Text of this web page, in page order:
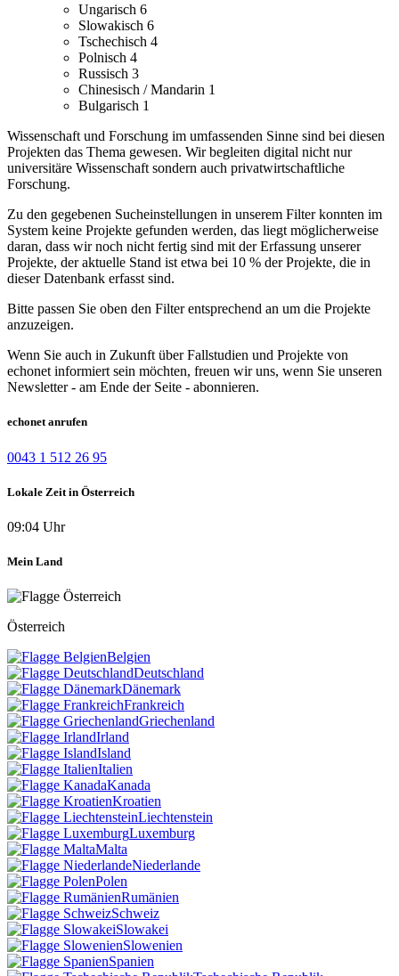
Ungarisch 6
Slowakisch 6
Tschechisch 4
Polnisch 4
Russisch 3
Chinesisch / Mandarin 1
Bulgarisch 1
Wissenschaft und Forschung im umfassenden Sinne sind bei diesen
Projekten das Thema gewesen. Wir begleiten digital nicht nur
universitäre Wissenschaft sondern auch privatwirtschaftliche
Forschung.
Zu den gegebenen Sucheinstellungen in unserem Filter konnten im
System keine Projekte gefunden werden, das liegt möglicherweise
daran, dass wir noch nicht fertig sind mit der Erfassung unserer
Projekte, der aktuelle Stand ist etwa bei 10 % der Projekte, die in
dieser Datenbank erfasst sind.
Bitte passen Sie oben den Filter entsprechend an um die Projekte
anzuzeigen.
Wenn Sie auch in Zukunft über Fallstudien und Projekte von
echonet informiert sein möchten, freuen wir uns, wenn Sie unseren
Newsletter - am Ende der Seite - abonnieren.
echonet anrufen
0043 1 512 26 95
Lokale Zeit in Österreich
09:04 Uhr
Mein Land
Österreich
Belgien
Deutschland
Dänemark
Frankreich
Griechenland
Irland
Island
Italien
Kanada
Kroatien
Liechtenstein
Luxemburg
Malta
Niederlande
Polen
Rumänien
Schweiz
Slowakei
Slowenien
Spanien